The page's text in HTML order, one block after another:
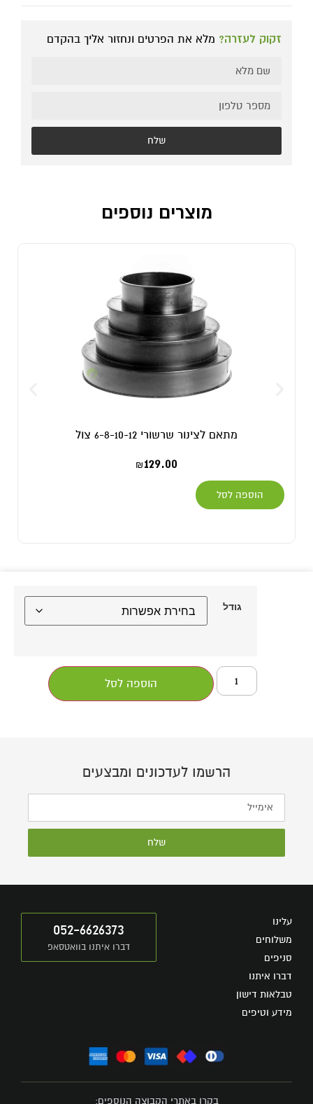
זקוק לעזרה? מלא את הפרטים ונחזור אליך בהקדם
שלח
מוצרים נוספים
מתאם לצינור שרשורי 6-8-10-12 צול
₪129.00
הוספה לסל
גודל
הוספה לסל
הרשמו לעדכונים ומבצעים
שלח
עלינו
משלוחים
סניפים
דברו איתנו
טבלאות דישון
מידע וטיפים
052-6626373
דברו איתנו בוואטסאפ
בקרו באתרי הקבוצה הנוספים: